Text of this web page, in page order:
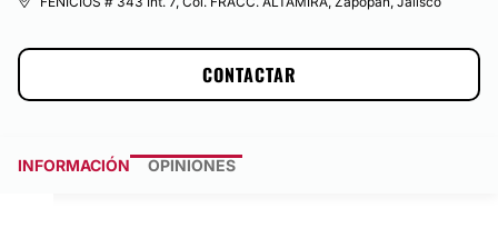
CONTACTAR
INFORMACIÓN OPINIONES